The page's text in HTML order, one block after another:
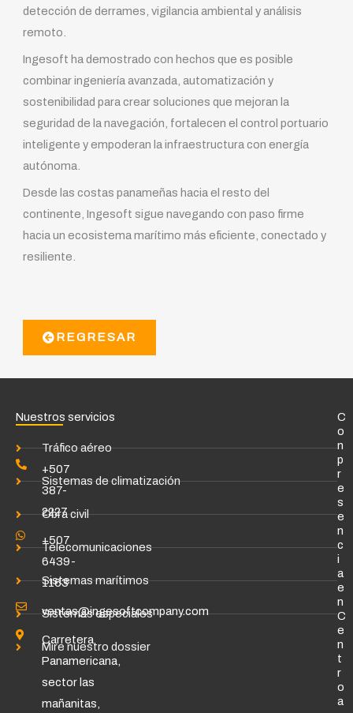
detección de derrames, vigilancia ambiental y análisis
remoto.
Ingesoft ha demostrado con hechos que es posible
combinar ingeniería avanzada, automatización y
sostenibilidad para crear soluciones que mejoran la
seguridad de la navegación, fortalecen el control portuario
inteligente y empoderan la infraestructura con energía
autónoma.
Desde las costas panameñas hacia el resto del
continente, Ingesoft sigue navegando con paso firme
hacia un ecosistema marítimo más eficiente, conectado y
resiliente.
REGRESAR
+507
387-
2227
+507
6439-
1163
ventas@ingesoftcompany.com
Carretera
Panamericana,
sector las
mañanitas,
Nuestros servicios
Tráfico aéreo
Sistemas de climatización
Obra civil
Telecomunicaciones
Sistemas marítimos
Sistemas especiales
Mire nuestro dossier
C
o
n
p
r
e
s
e
n
c
i
a
e
n
C
e
n
t
r
o
a